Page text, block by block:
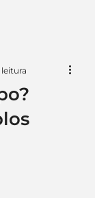
leitura